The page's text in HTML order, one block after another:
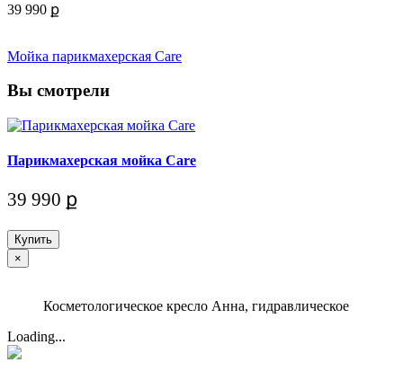
39 990 ք
Мойка парикмахерская Care
Вы смотрели
Парикмахерская мойка Care
39 990 ք
Купить
×
Косметологическое кресло Анна, гидравлическое
Loading...